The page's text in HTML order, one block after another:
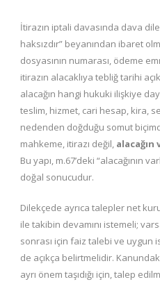
İtirazın iptali davasında dava
haksızdır” beyanından ibaret
dosyasının numarası, ödeme
itirazın alacaklıya tebliğ tarihi
alacağın hangi hukuki ilişkiye
teslim, hizmet, cari hesap, kira,
nedenden doğduğu somut
mahkeme, itirazı değil, alacağın
Bu yapı, m.67’deki “alacağının
doğal sonucudur.
Dilekçede ayrıca talepler net
ile takibin devamını istemeli;
sonrası için faiz talebi ve uygun
de açıkça belirtmelidir.
ayrı önem taşıdığı için, talep